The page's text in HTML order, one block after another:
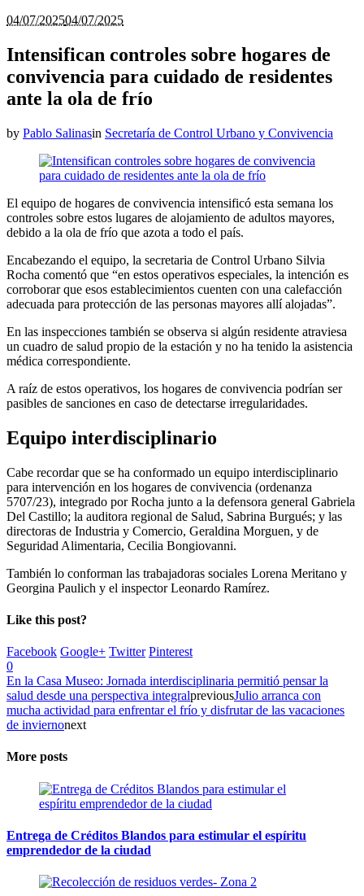
04/07/202504/07/2025
Intensifican controles sobre hogares de
convivencia para cuidado de residentes
ante la ola de frío
by Pablo Salinasin Secretaría de Control Urbano y Convivencia
El equipo de hogares de convivencia intensificó esta semana los
controles sobre estos lugares de alojamiento de adultos mayores,
debido a la ola de frío que azota a todo el país.
Encabezando el equipo, la secretaria de Control Urbano Silvia
Rocha comentó que “en estos operativos especiales, la intención es
corroborar que esos establecimientos cuenten con una calefacción
adecuada para protección de las personas mayores allí alojadas”.
En las inspecciones también se observa si algún residente atraviesa
un cuadro de salud propio de la estación y no ha tenido la asistencia
médica correspondiente.
A raíz de estos operativos, los hogares de convivencia podrían ser
pasibles de sanciones en caso de detectarse irregularidades.
Equipo interdisciplinario
Cabe recordar que se ha conformado un equipo interdisciplinario
para intervención en los hogares de convivencia (ordenanza
5707/23), integrado por Rocha junto a la defensora general Gabriela
Del Castillo; la auditora regional de Salud, Sabrina Burgués; y las
directoras de Industria y Comercio, Geraldina Morguen, y de
Seguridad Alimentaria, Cecilia Bongiovanni.
También lo conforman las trabajadoras sociales Lorena Meritano y
Georgina Paulich y el inspector Leonardo Ramírez.
Like this post?
Facebook Google+ Twitter Pinterest
0
En la Casa Museo: Jornada interdisciplinaria permitió pensar la
salud desde una perspectiva integralpreviousJulio arranca con
mucha actividad para enfrentar el frío y disfrutar de las vacaciones
de inviernonext
More posts
Entrega de Créditos Blandos para estimular el espíritu
emprendedor de la ciudad